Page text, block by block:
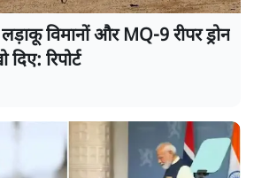
विमानों और MQ-9 रीपर ड्रोन
रिपोर्ट